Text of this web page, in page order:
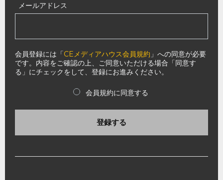
メールアドレス
会員登録には「CEメディアハウス会員規約 」への同意が必要
です。内容をご確認の上、ご同意いただける場合「同意す
る」にチェックをして、登録にお進みください。
会員規約に同意する
登録する